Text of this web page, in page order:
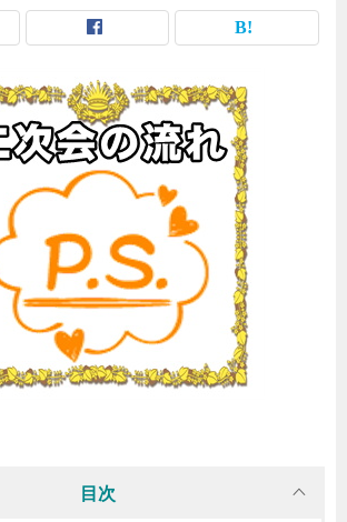
目次